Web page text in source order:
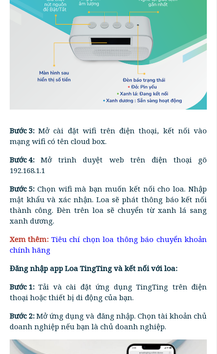
Bước 3: Mở cài đặt wifi trên điện thoại, kết nối vào
mạng wifi có tên cloud box.
Bước 4: Mở trình duyệt web trên điện thoại gõ
192.168.1.1
Bước 5: Chọn wifi mà bạn muốn kết nối cho loa. Nhập
mật khẩu và xác nhận. Loa sẽ phát thông báo kết nối
thành công. Đèn trên loa sẽ chuyển từ xanh lá sang
xanh dương.
Xem thêm: Tiêu chí chọn loa thông báo chuyển khoản
chính hãng
Đăng nhập app Loa TingTing và kết nối với loa:
Bước 1: Tải và cài đặt ứng dụng TingTing trên điện
thoại hoặc thiết bị di động của bạn.
Bước 2: Mở ứng dụng và đăng nhập. Chọn tài khoản chủ
doanh nghiệp nếu bạn là chủ doanh nghiệp.